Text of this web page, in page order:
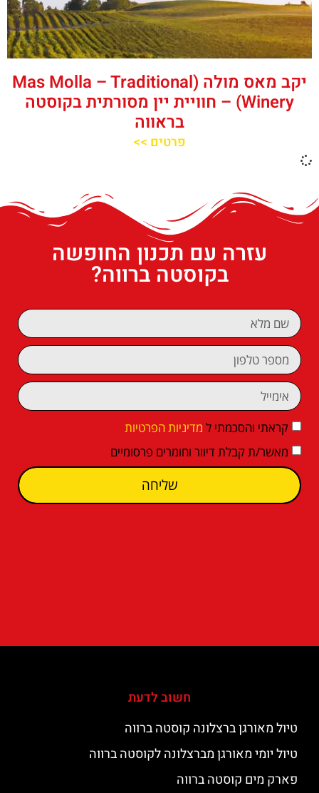
יקב מאס מולה (Mas Molla – Traditional
Winery) – חוויית יין מסורתית בקוסטה
בראווה
פרטים >>
עזרה עם תכנון החופשה
בקוסטה ברווה?
קראתי והסכמתי ל מדיניות הפרטיות
מאשר/ת קבלת דיוור וחומרים פרסומיים
שליחה
חשוב לדעת
טיול מאורגן ברצלונה קוסטה ברווה
טיול יומי מאורגן מברצלונה לקוסטה ברווה
פארק מים קוסטה ברווה